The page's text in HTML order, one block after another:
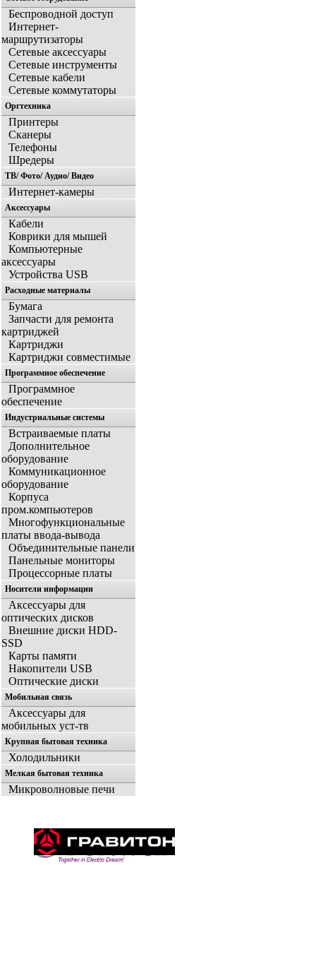
Беспроводной доступ
Интернет-
маршрутизаторы
Сетевые аксессуары
Сетевые инструменты
Сетевые кабели
Сетевые коммутаторы
Оргтехника
Принтеры
Сканеры
Телефоны
Шредеры
ТВ/ Фото/ Аудио/ Видео
Интернет-камеры
Аксессуары
Кабели
Коврики для мышей
Компьютерные
аксессуары
Устройства USB
Расходные материалы
Бумага
Запчасти для ремонта
картриджей
Картриджи
Картриджи совместимые
Программное обеспечение
Программное
обеспечение
Индустриальные системы
Встраиваемые платы
Дополнительное
оборудование
Коммуникационное
оборудование
Корпуса
пром.компьютеров
Многофункциональные
платы ввода-вывода
Объединительные панели
Панельные мониторы
Процессорные платы
Носители информации
Аксессуары для
оптических дисков
Внешние диски HDD-
SSD
Карты памяти
Накопители USB
Оптические диски
Мобильная связь
Аксессуары для
мобильных уст-тв
Крупная бытовая техника
Холодильники
Мелкая бытовая техника
Микроволновые печи